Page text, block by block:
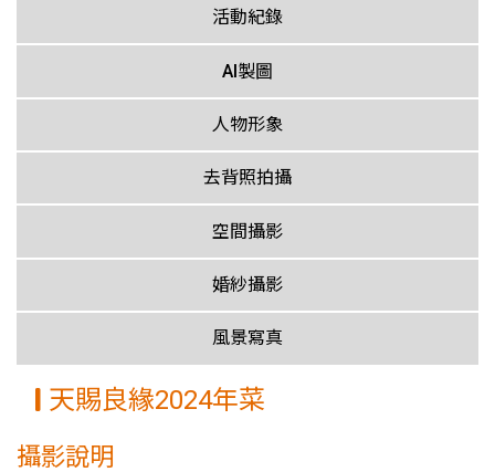
活動紀錄
AI製圖
人物形象
去背照拍攝
空間攝影
婚紗攝影
風景寫真
天賜良緣2024年菜
攝影說明